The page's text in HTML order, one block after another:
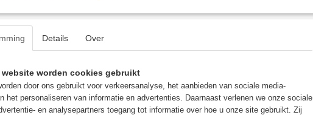
Contact & Openingstijden
MINIATURE GAMING ROLE PLAYING GAMES AGENDA
Details Over
website worden cookies gebruikt
door ons gebruikt voor verkeersanalyse, het aanbieden van sociale media-
het personaliseren van informatie en advertenties. Daarnaast verlenen we onze sociale
en analysepartners toegang tot informatie over hoe u onze site gebruikt. Zij